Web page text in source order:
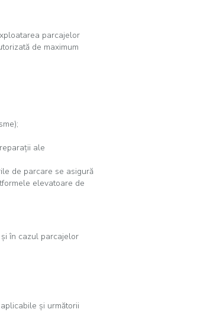
parcajelor
de maximum
ale
de parcare se asigură
elevatoare de
în cazul parcajelor
şi următorii